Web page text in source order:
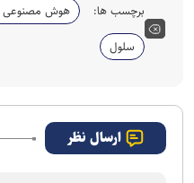
برچسب ها: هوش مصنوعی AI
سلول
ارسال نظر